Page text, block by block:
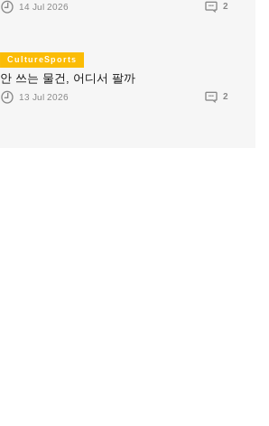
14 Jul 2026 2
CultureSports
안 쓰는 물건, 어디서 팔까
13 Jul 2026 2